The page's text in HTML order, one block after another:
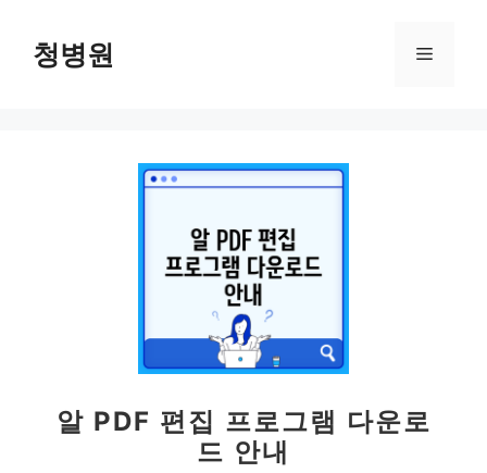
청병원 메
알 PDF 편집 프로그램 다운로
드 안내